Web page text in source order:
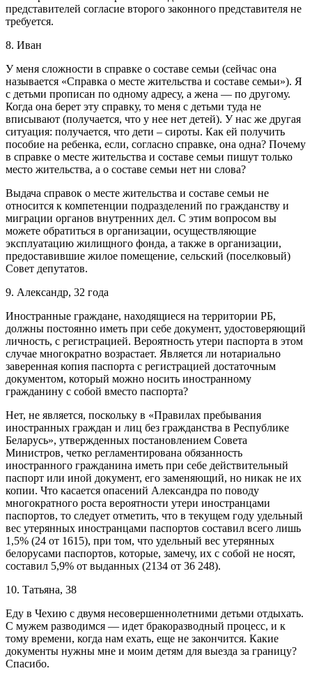
представителей согласие второго законного представителя не
требуется.
8. Иван
У меня сложности в справке о составе семьи (сейчас она
называется «Справка о месте жительства и составе семьи»). Я
с детьми прописан по одному адресу, а жена — по другому.
Когда она берет эту справку, то меня c детьми туда не
вписывают (получается, что у нее нет детей). У нас же другая
ситуация: получается, что дети – сироты. Как ей получить
пособие на ребенка, если, согласно справке, она одна? Почему
в справке о месте жительства и составе семьи пишут только
место жительства, а о составе семьи нет ни слова?
Выдача справок о месте жительства и составе семьи не
относится к компетенции подразделений по гражданству и
миграции органов внутренних дел. С этим вопросом вы
можете обратиться в организации, осуществляющие
эксплуатацию жилищного фонда, а также в организации,
предоставившие жилое помещение, сельский (поселковый)
Совет депутатов.
9. Александр, 32 года
Иностранные граждане, находящиеся на территории РБ,
должны постоянно иметь при себе документ, удостоверяющий
личность, с регистрацией. Вероятность утери паспорта в этом
случае многократно возрастает. Является ли нотариально
заверенная копия паспорта с регистрацией достаточным
документом, который можно носить иностранному
гражданину с собой вместо паспорта?
Нет, не является, поскольку в «Правилах пребывания
иностранных граждан и лиц без гражданства в Республике
Беларусь», утвержденных постановлением Совета
Министров, четко регламентирована обязанность
иностранного гражданина иметь при себе действительный
паспорт или иной документ, его заменяющий, но никак не их
копии. Что касается опасений Александра по поводу
многократного роста вероятности утери иностранцами
паспортов, то следует отметить, что в текущем году удельный
вес утерянных иностранцами паспортов составил всего лишь
1,5% (24 от 1615), при том, что удельный вес утерянных
белорусами паспортов, которые, замечу, их с собой не носят,
составил 5,9% от выданных (2134 от 36 248).
10. Татьяна, 38
Еду в Чехию с двумя несовершеннолетними детьми отдыхать.
С мужем разводимся — идет бракоразводный процесс, и к
тому времени, когда нам ехать, еще не закончится. Какие
документы нужны мне и моим детям для выезда за границу?
Спасибо.